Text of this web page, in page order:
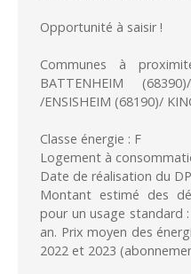
Opportunité à saisir !
Communes à
BATTENHEIM
/ENSISHEIM (68190)/
Classe énergie : F
Logement à
Date de réalisation du
Montant estimé des
pour un usage standard
an. Prix moyen des
2022 et 2023